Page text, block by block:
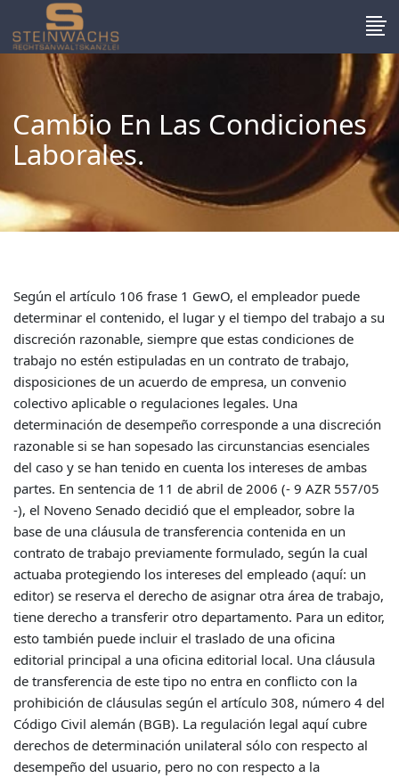
Cambio En Las Condiciones
Laborales.
Según el artículo 106 frase 1 GewO, el empleador puede
determinar el contenido, el lugar y el tiempo del trabajo a su
discreción razonable, siempre que estas condiciones de
trabajo no estén estipuladas en un contrato de trabajo,
disposiciones de un acuerdo de empresa, un convenio
colectivo aplicable o regulaciones legales. Una
determinación de desempeño corresponde a una discreción
razonable si se han sopesado las circunstancias esenciales
del caso y se han tenido en cuenta los intereses de ambas
partes. En sentencia de 11 de abril de 2006 (- 9 AZR 557/05
-), el Noveno Senado decidió que el empleador, sobre la
base de una cláusula de transferencia contenida en un
contrato de trabajo previamente formulado, según la cual
actuaba protegiendo los intereses del empleado (aquí: un
editor) se reserva el derecho de asignar otra área de trabajo,
tiene derecho a transferir otro departamento. Para un editor,
esto también puede incluir el traslado de una oficina
editorial principal a una oficina editorial local. Una cláusula
de transferencia de este tipo no entra en conflicto con la
prohibición de cláusulas según el artículo 308, número 4 del
Código Civil alemán (BGB). La regulación legal aquí cubre
derechos de determinación unilateral sólo con respecto al
desempeño del usuario, pero no con respecto a la